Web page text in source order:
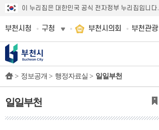
이 누리집은 대한민국 공식 전자정부 누리집입니다.
부천시청 구청 부천시의회 부천관광
> 정보공개 > 행정자료실 > 일일부천
일일부천